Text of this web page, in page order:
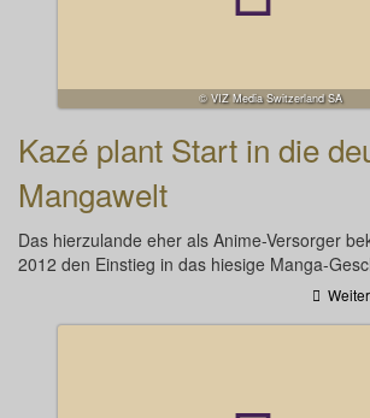
© VIZ Media Switzerland SA
Kazé plant Start in die
Mangawelt
Das hierzulande eher als Anime-Versorger
2012 den Einstieg in das hiesige Manga-